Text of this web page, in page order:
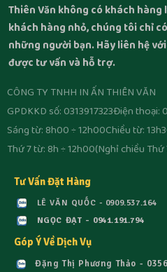
Thiên Văn không có khách
khách hàng nhỏ, chúng tôi chỉ
những người bạn. Hãy liên hệ
được tư vấn và hỗ trợ.
CÔNG TY TNHH IN ẤN THIÊN VĂN
GPDKKD số: 0313917323Điện thoại:
Sáng từ: 8h00 ÷ 12h00Chiều từ:
Thứ 7 từ: 8h ÷ 12h00(Nghỉ chiều Thứ
Tư Vấn Đặt Hàng
LÊ VĂN QUỐC - 0909.537.164
NGỌC ĐẠT - 0941.191.794
Góp Ý Về Dịch Vụ
Đặng Thị Phương Thảo -